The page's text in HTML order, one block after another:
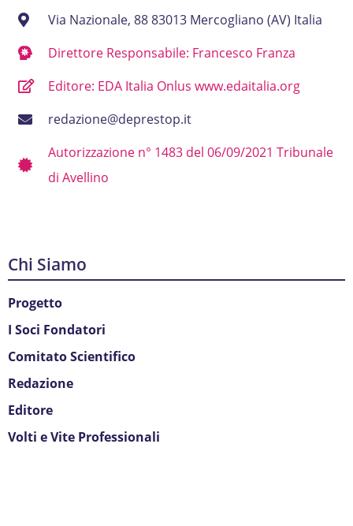
Via Nazionale, 88 83013 Mercogliano (AV) Italia
Direttore Responsabile: Francesco Franza
Editore: EDA Italia Onlus www.edaitalia.org
redazione@deprestop.it
Autorizzazione n° 1483 del 06/09/2021 Tribunale
di Avellino
Chi Siamo
Progetto
I Soci Fondatori
Comitato Scientifico
Redazione
Editore
Volti e Vite Professionali